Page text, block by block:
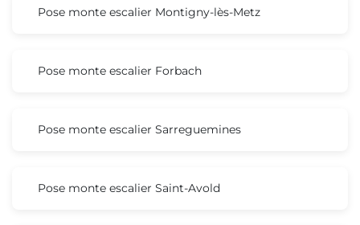
Pose monte escalier Montigny-lès-Metz
Pose monte escalier Forbach
Pose monte escalier Sarreguemines
Pose monte escalier Saint-Avold